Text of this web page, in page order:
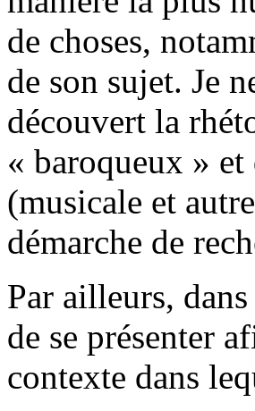
de choses,
de son sujet. Je
découvert la
« baroqueux »
(musicale et
démarche de
Par ailleurs,
de se présenter
contexte dans